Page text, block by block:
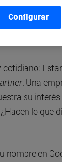
todos y
. Una
su
lo que
nombre en
Configurar